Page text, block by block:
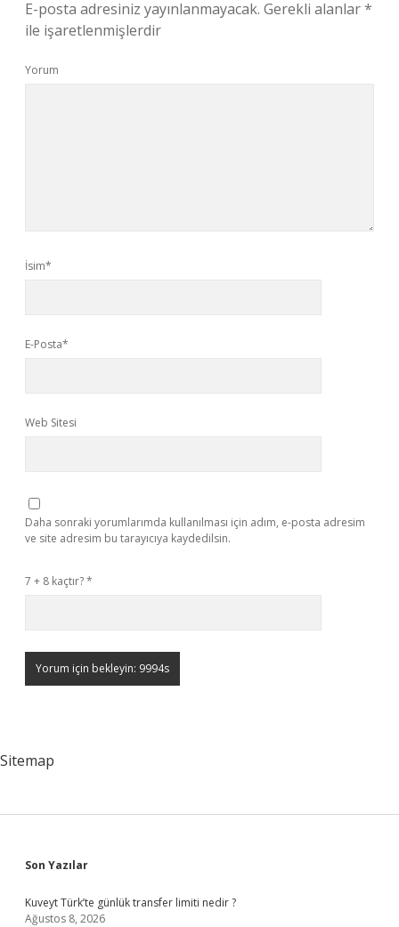
E-posta adresiniz yayınlanmayacak. Gerekli alanlar*
ile işaretlenmişlerdir
Yorum
İsim*
E-Posta*
Web Sitesi
Daha sonraki yorumlarımda kullanılması için adım, e-posta adresim
ve site adresim bu tarayıcıya kaydedilsin.
7 + 8 kaçtır?*
Sitemap
Sidebar
Son Yazılar
Kuveyt Türk’te günlük transfer limiti nedir ?
Ağustos 8, 2026